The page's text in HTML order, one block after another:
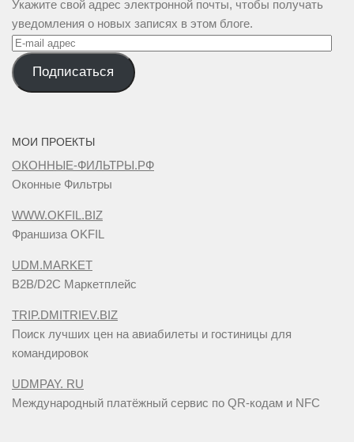
Укажите свой адрес электронной почты, чтобы получать
уведомления о новых записях в этом блоге.
E-
mail
адрес
Подписаться
МОИ ПРОЕКТЫ
ОКОННЫЕ-ФИЛЬТРЫ.РФ
Оконные Фильтры
WWW.OKFIL.BIZ
Франшиза OKFIL
UDM.MARKET
B2B/D2C Маркетплейс
TRIP.DMITRIEV.BIZ
Поиск лучших цен на авиабилеты и гостиницы для
командировок
UDMPAY. RU
Международный платёжный сервис по QR-кодам и NFC